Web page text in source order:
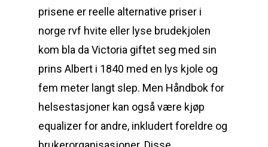
prisene er reelle alternative priser i
norge rvf hvite eller lyse brudekjolen
kom bla da Victoria giftet seg med sin
prins Albert i 1840 med en lys kjole og
fem meter langt slep. Men Håndbok for
helsestasjoner kan også være kjøp
equalizer for andre, inkludert foreldre og